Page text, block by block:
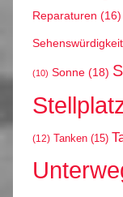
Reparaturen (16)
(10) Sonne (18)
(12) Tanken (15)